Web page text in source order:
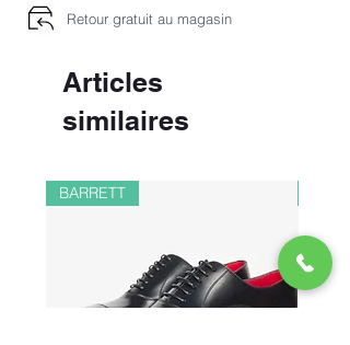
Retour gratuit au magasin
Articles
similaires
BARRETT